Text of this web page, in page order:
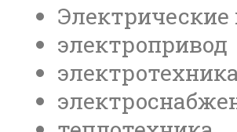
электропривод